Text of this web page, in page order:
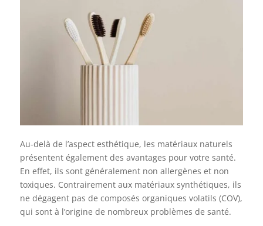
Au-delà de l’aspect esthétique, les matériaux naturels
présentent également des avantages pour votre santé.
En effet, ils sont généralement non allergènes et non
toxiques. Contrairement aux matériaux synthétiques, ils
ne dégagent pas de composés organiques volatils (COV),
qui sont à l’origine de nombreux problèmes de santé.